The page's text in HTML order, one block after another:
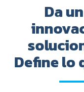
Da
Define lo